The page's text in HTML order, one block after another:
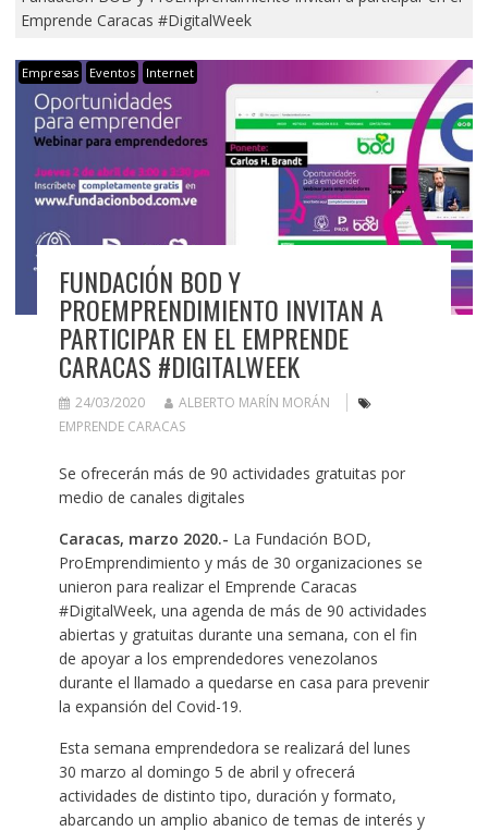
Emprende Caracas #DigitalWeek
Empresas Eventos Internet
FUNDACIÓN BOD Y
PROEMPRENDIMIENTO INVITAN A
PARTICIPAR EN EL EMPRENDE
CARACAS #DIGITALWEEK
24/03/2020
ALBERTO MARÍN MORÁN
EMPRENDE CARACAS
Se ofrecerán más de 90 actividades gratuitas por
medio de canales digitales
Caracas, marzo 2020.- La Fundación BOD,
ProEmprendimiento y más de 30 organizaciones se
unieron para realizar el Emprende Caracas
#DigitalWeek, una agenda de más de 90 actividades
abiertas y gratuitas durante una semana, con el fin
de apoyar a los emprendedores venezolanos
durante el llamado a quedarse en casa para prevenir
la expansión del Covid-19.
Esta semana emprendedora se realizará del lunes
30 marzo al domingo 5 de abril y ofrecerá
actividades de distinto tipo, duración y formato,
abarcando un amplio abanico de temas de interés y